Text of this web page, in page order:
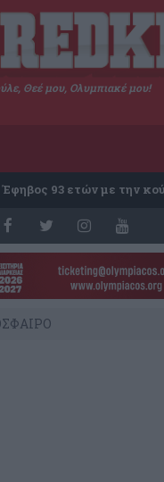
Θεέ μου, Ολυμπιακέ μου!
Έφηβος 93 ετών με την